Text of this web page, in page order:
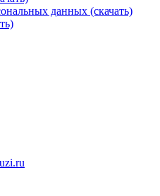
данных (скачать)